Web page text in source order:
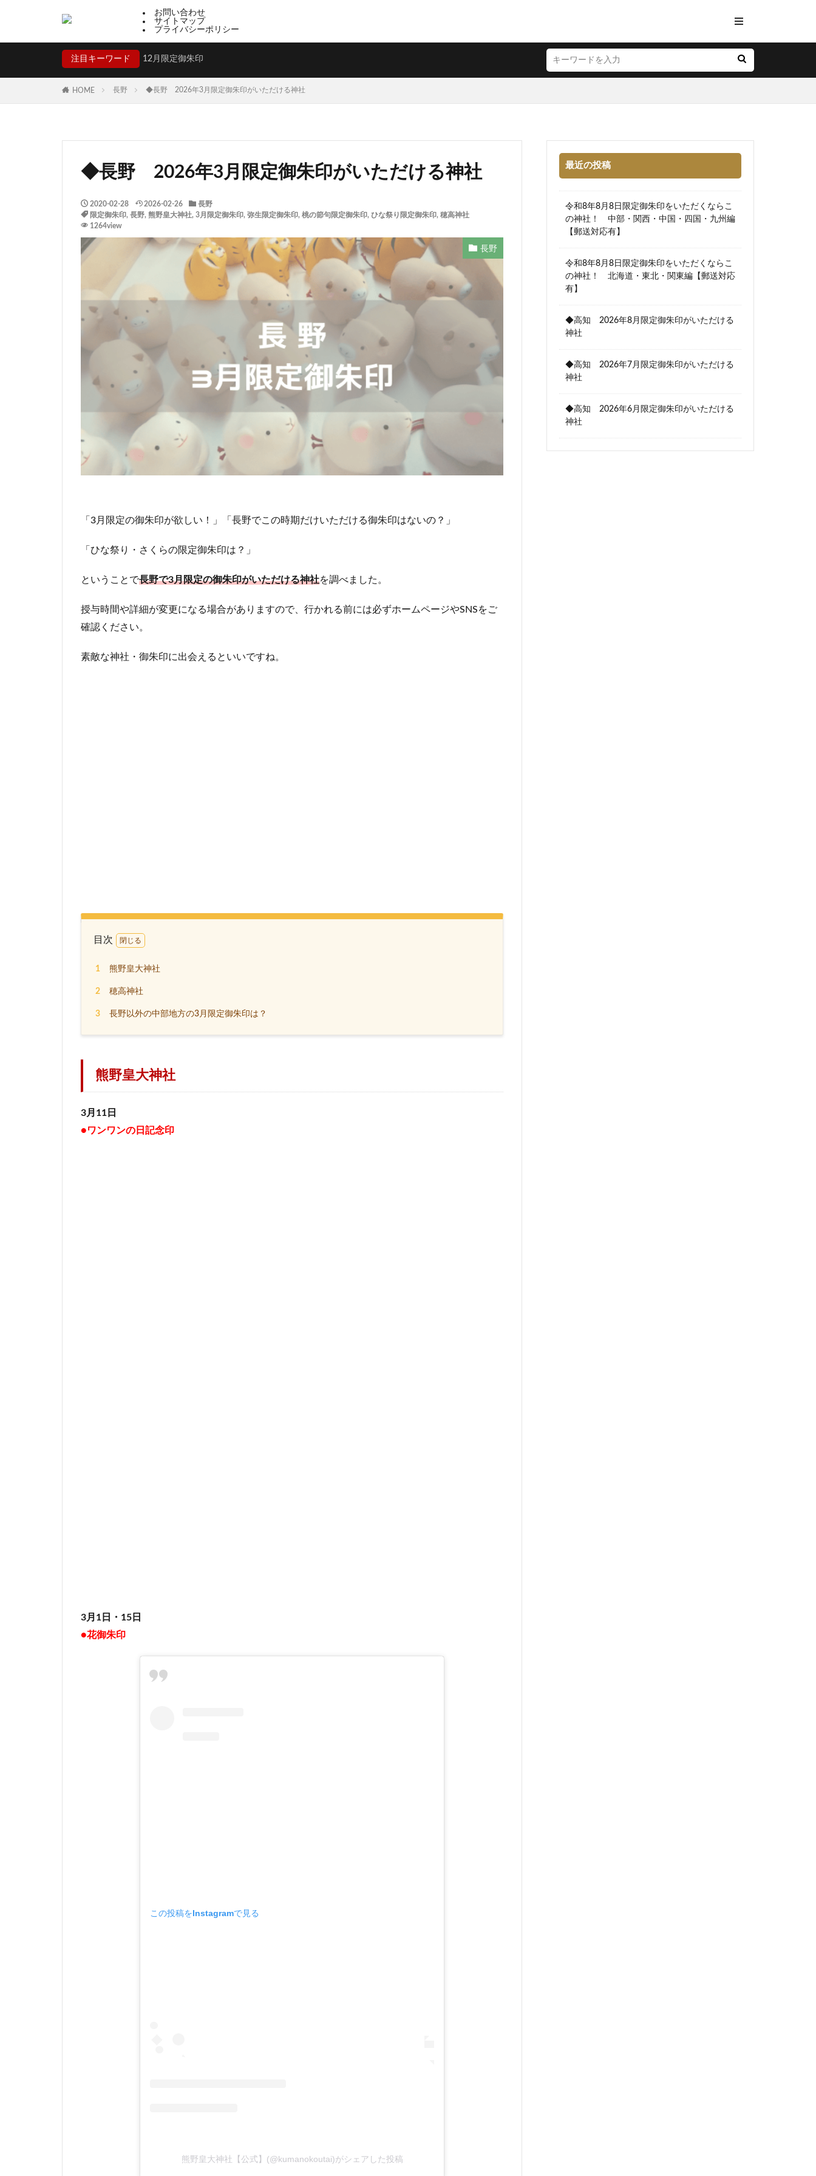
お問い合わせ
サイトマップ
プライバシーポリシー
注目キーワード 12月限定御朱印
HOME 長野 ◆長野 2026年3月限定御朱印がいただける神社
◆長野 2026年3月限定御朱印がいただける神社
2020-02-28 2026-02-26
長野
限定御朱印, 長野, 熊野皇大神社, 3月限定御朱印, 弥生限定御朱印, 桃の節句限定御朱印, ひな祭り限定御朱印, 穂高神社
1264view
長野
「3月限定の御朱印が欲しい！」「長野でこの時期だけいただける御朱印はないの？」
「ひな祭り・さくらの限定御朱印は？」
ということで長野で3月限定の御朱印がいただける神社を調べました。
授与時間や詳細が変更になる場合がありますので、行かれる前には必ずホームページやSNSをご
確認ください。
素敵な神社・御朱印に出会えるといいですね。
目次
1 熊野皇大神社
2 穂高神社
3 長野以外の中部地方の3月限定御朱印は？
熊野皇大神社
3月11日
●ワンワンの日記念印
3月1日・15日
●花御朱印
この投稿をInstagramで見る
熊野皇大神社【公式】(@kumanokoutai)がシェアした投稿
最近の投稿
令和8年8月8日限定御朱印をいただくならこ
の神社！ 中部・関西・中国・四国・九州編
【郵送対応有】
令和8年8月8日限定御朱印をいただくならこ
の神社！ 北海道・東北・関東編【郵送対応
有】
◆高知 2026年8月限定御朱印がいただける
神社
◆高知 2026年7月限定御朱印がいただける
神社
◆高知 2026年6月限定御朱印がいただける
神社